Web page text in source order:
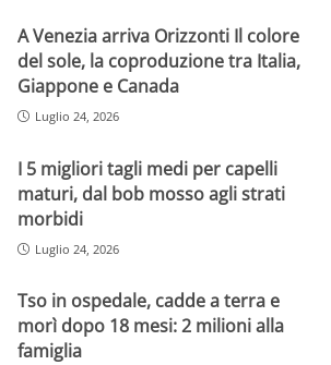
A Venezia arriva Orizzonti Il colore
del sole, la coproduzione tra Italia,
Giappone e Canada
Luglio 24, 2026
I 5 migliori tagli medi per capelli
maturi, dal bob mosso agli strati
morbidi
Luglio 24, 2026
Tso in ospedale, cadde a terra e
morì dopo 18 mesi: 2 milioni alla
famiglia